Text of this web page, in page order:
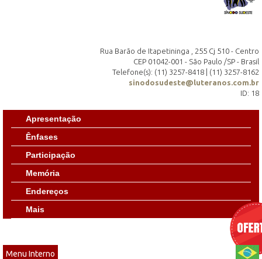
Rua Barão de Itapetininga , 255 Cj 510 - Centro
CEP 01042-001 - São Paulo /SP - Brasil
Telefone(s): (11) 3257-8418 | (11) 3257-8162
sinodosudeste@luteranos.com.br
ID: 18
Apresentação
Ênfases
Participação
Memória
Endereços
Mais
Menu Interno